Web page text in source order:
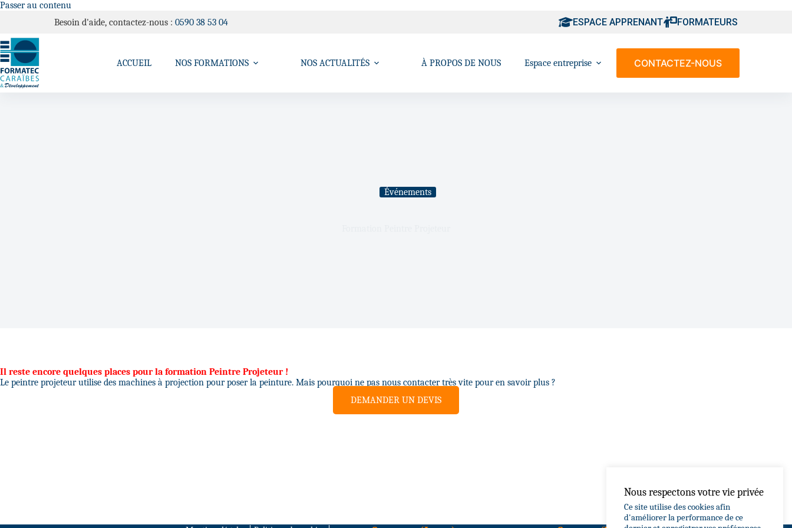
Passer au contenu
Besoin d'aide, contactez-nous : 0590 38 53 04 ESPACE APPRENANT FORMATEURS
ACCUEIL NOS FORMATIONS NOS ACTUALITÉS À PROPOS DE NOUS Espace entreprise CONTACTEZ-NOUS
Événements
Il reste encore quelques places pour la formation Peintre Projeteur !
Le peintre projeteur utilise des machines à projection pour poser la peinture. Mais pourquoi ne pas nous contacter très vite pour en savoir plus ?
DEMANDER UN DEVIS
Nous respectons votre vie privée
Ce site utilise des cookies afin
d'améliorer la performance de ce